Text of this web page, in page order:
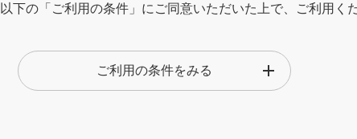
下の「ご利用の条件」にご同意いただいた上で、ご利用くだ
などの理由により、予告なく変更される場合があります。
品に同梱されているクイックスタート、お願いとご注意や
ご利用の条件をみる